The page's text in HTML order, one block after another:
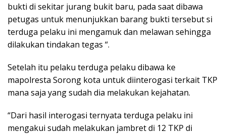
bukti di sekitar jurang bukit baru, pada saat dibawa
petugas untuk menunjukkan barang bukti tersebut si
terduga pelaku ini mengamuk dan melawan sehingga
dilakukan tindakan tegas “.
Setelah itu pelaku terduga pelaku dibawa ke
mapolresta Sorong kota untuk diinterogasi terkait TKP
mana saja yang sudah dia melakukan kejahatan.
“Dari hasil interogasi ternyata terduga pelaku ini
mengakui sudah melakukan jambret di 12 TKP di